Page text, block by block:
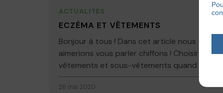
ACTUALITÉS
ECZÉMA ET VÊTEMENTS
Bonjour à tous ! Dans cet article nous
aimerions vous parler chiffons ! Choisir ses
vêtements et sous-vêtements quand on...
26 mai 2020